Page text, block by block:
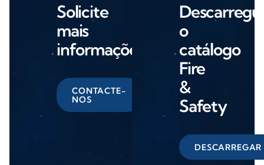
Solicite
mais
informações
CONTACTE-
NOS
o
catálogo
Fire
&
Safety
DESCARREGAR